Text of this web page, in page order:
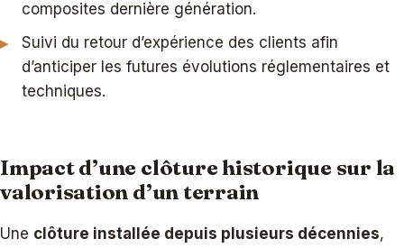
composites dernière génération.
Suivi du retour d’expérience des clients afin
d’anticiper les futures évolutions réglementaires et
techniques.
Impact d’une clôture historique sur la
valorisation d’un terrain
Une clôture installée depuis plusieurs décennies,